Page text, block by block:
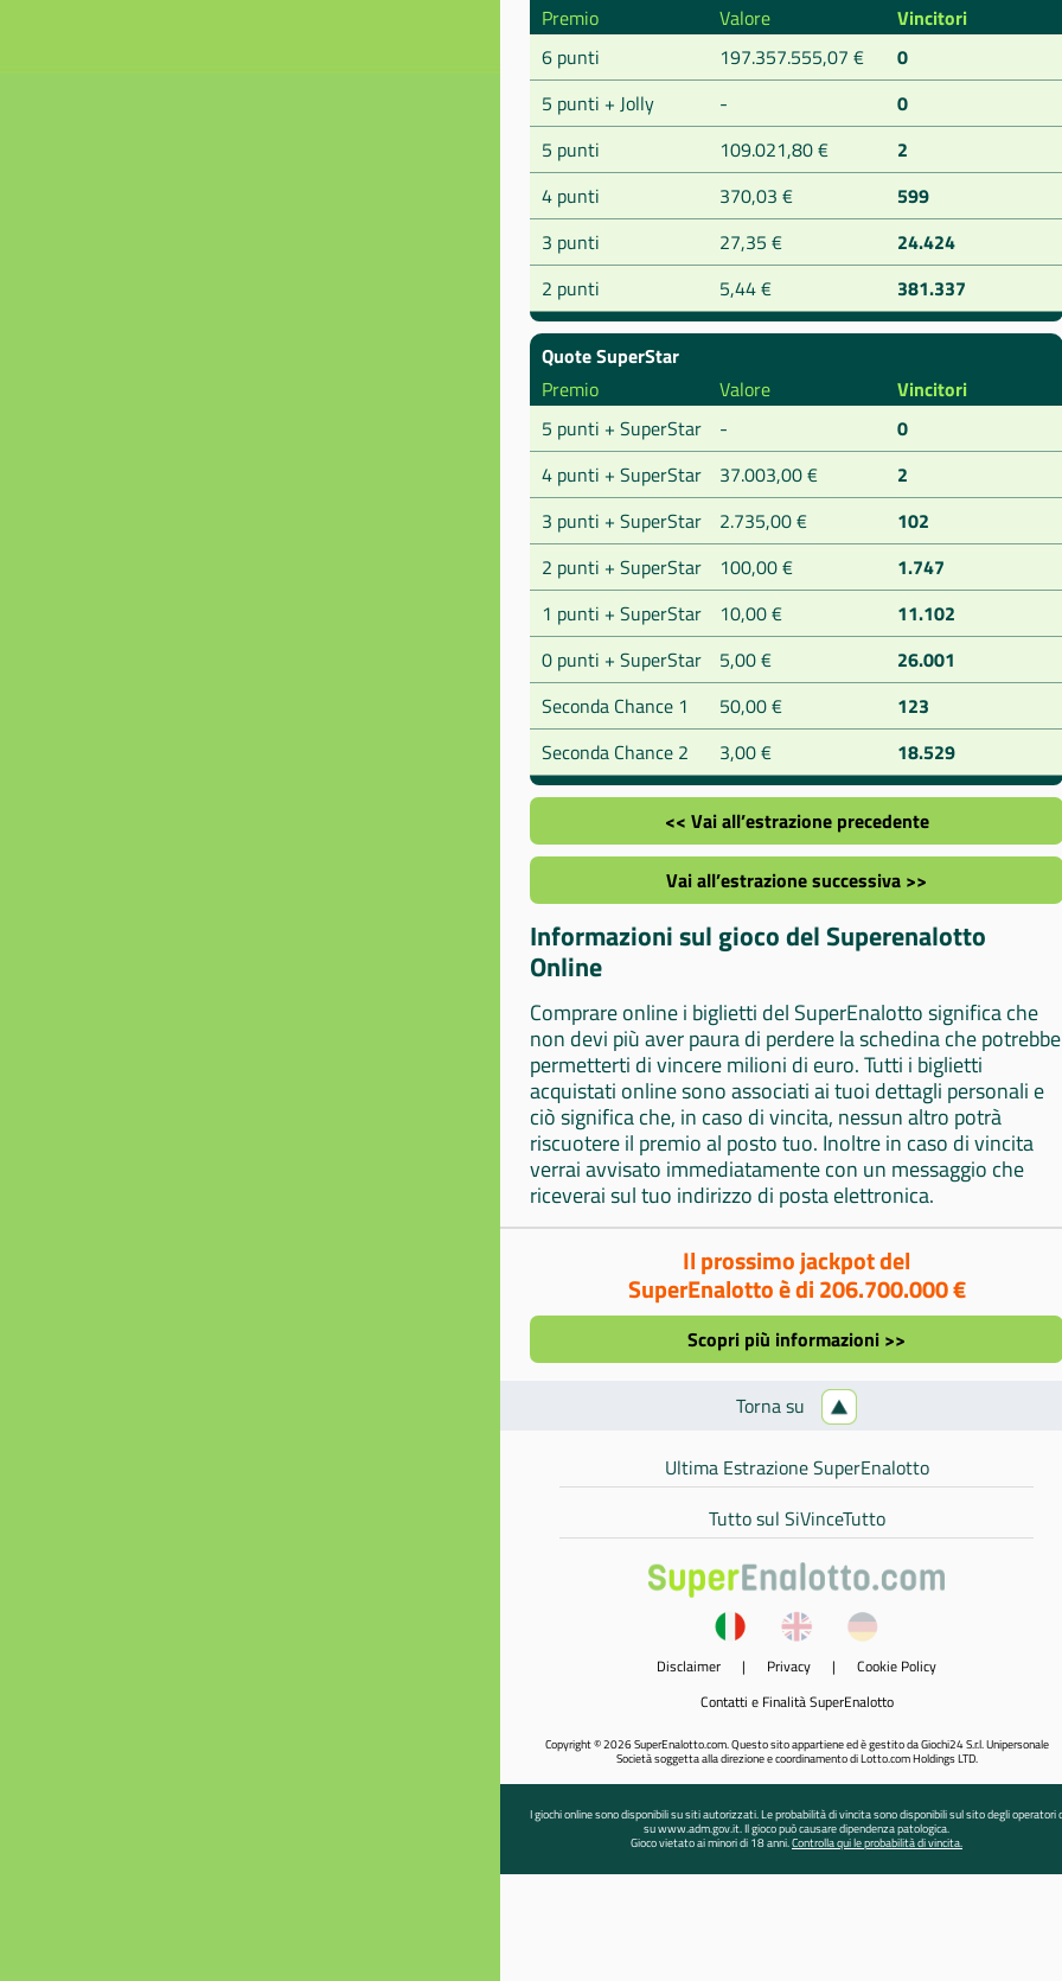
Premio
Valore
Vincitori
6 punti
197.357.555,07 €
0
5 punti + Jolly
-
0
5 punti
109.021,80 €
2
4 punti
370,03 €
599
3 punti
27,35 €
24.424
2 punti
5,44 € 381.337
Quote SuperStar
Premio
Valore
Vincitori
5 punti + SuperStar
-
0
4 punti + SuperStar
37.003,00 €
2
3 punti + SuperStar
2.735,00 €
102
2 punti + SuperStar
100,00 €
1.747
1 punti + SuperStar
10,00 €
11.102
0 punti + SuperStar
5,00 €
26.001
Seconda Chance 1
50,00 €
123
Seconda Chance 2
3,00 € 18.529
<< Vai all’estrazione precedente
Vai all’estrazione successiva >>
Informazioni sul gioco del Superenalotto
Online
Comprare online i biglietti del SuperEnalotto significa che
non devi più aver paura di perdere la schedina che potrebbe
permetterti di vincere milioni di euro. Tutti i biglietti
acquistati online sono associati ai tuoi dettagli personali e
ciò significa che, in caso di vincita, nessun altro potrà
riscuotere il premio al posto tuo. Inoltre in caso di vincita
verrai avvisato immediatamente con un messaggio che
riceverai sul tuo indirizzo di posta elettronica.
Il prossimo jackpot del
SuperEnalotto è di 206.700.000 €
Scopri più informazioni >>
Torna su
Ultima Estrazione SuperEnalotto
Tutto sul SiVinceTutto
Disclaimer | Privacy | Cookie Policy
Contatti e Finalità SuperEnalotto
Copyright © 2026 SuperEnalotto.com. Questo sito appartiene ed è gestito da Giochi24 S.r.l. Unipersonale
Società soggetta alla direzione e coordinamento di Lotto.com Holdings LTD.
I giochi online sono disponibili su siti autorizzati. Le probabilità di vincita sono disponibili sul sito degli operatori
su www.adm.gov.it. Il gioco può causare dipendenza patologica.
Gioco vietato ai minori di 18 anni.Controlla qui le probabilità di vincita.